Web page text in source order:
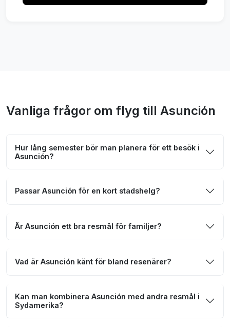
Vanliga frågor om flyg till Asunción
Hur lång semester bör man planera för ett besök i
Asunción?
Passar Asunción för en kort stadshelg?
Är Asunción ett bra resmål för familjer?
Vad är Asunción känt för bland resenärer?
Kan man kombinera Asunción med andra resmål i
Sydamerika?